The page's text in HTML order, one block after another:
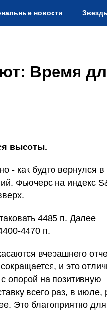
новости
Время
высоты.
- как будто вернулся в
Фьючерс на индекс
4485 п. Далее
4470 п.
вчерашнего
и это
опорой на позитивную
всего раз, в июле,
Это благоприятно для